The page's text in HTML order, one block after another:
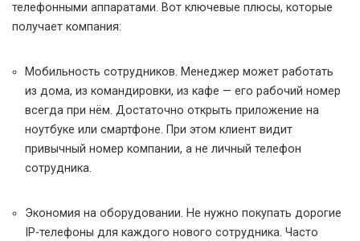
телефонными аппаратами. Вот ключевые плюсы, которые
получает компания:
Мобильность сотрудников. Менеджер может работать
из дома, из командировки, из кафе — его рабочий номер
всегда при нём. Достаточно открыть приложение на
ноутбуке или смартфоне. При этом клиент видит
привычный номер компании, а не личный телефон
сотрудника.
Экономия на оборудовании. Не нужно покупать дорогие
IP-телефоны для каждого нового сотрудника. Часто